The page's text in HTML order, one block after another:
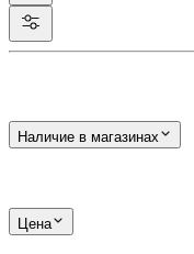
Наличие в магазинах
Цена